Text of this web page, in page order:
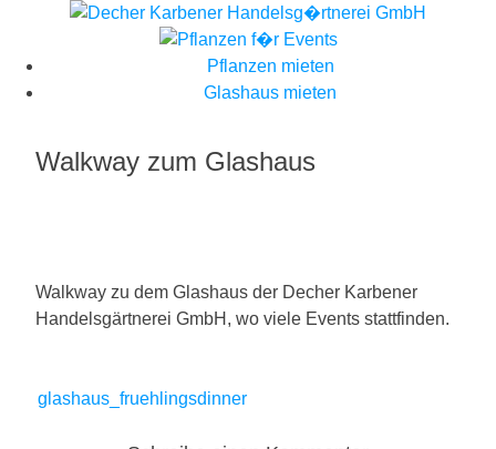
content
Pflanzen mieten
Glashaus mieten
Walkway zum Glashaus
Walkway zu dem Glashaus der Decher Karbener
Handelsgärtnerei GmbH, wo viele Events stattfinden.
Beitragsnavigation
glashaus_fruehlingsdinner